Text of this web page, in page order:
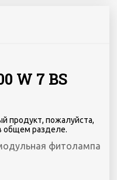
W 7 BS
продукт, пожалуйста,
общем разделе.
фитолампа